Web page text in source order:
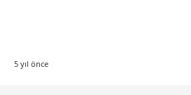
5 yıl önce